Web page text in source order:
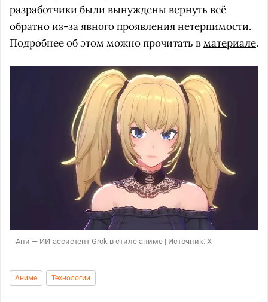
разработчики были вынуждены вернуть всё
обратно из-за явного проявления нетерпимости.
Подробнее об этом можно прочитать вматериале.
Ани — ИИ-ассистент Grok в стиле аниме | Источник: X
Аниме Технологии